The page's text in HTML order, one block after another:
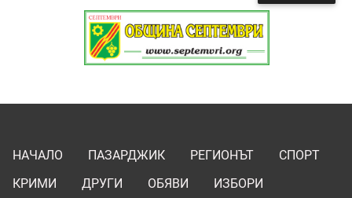
НАЧАЛО ПАЗАРДЖИК РЕГИОНЪТ
СПОРТ
КРИМИ
ДРУГИ ОБЯВИ
ИЗБОРИ